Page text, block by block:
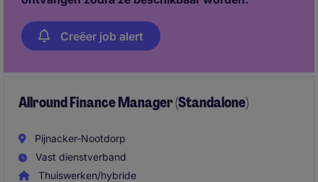
optimaliseert en het management adviseert over
financiële vraagstukken.
Creëer job alert
Allround Finance Manager (Standalone)
Pijnacker-Nootdorp
Vast dienstverband
Thuiswerken/hybride